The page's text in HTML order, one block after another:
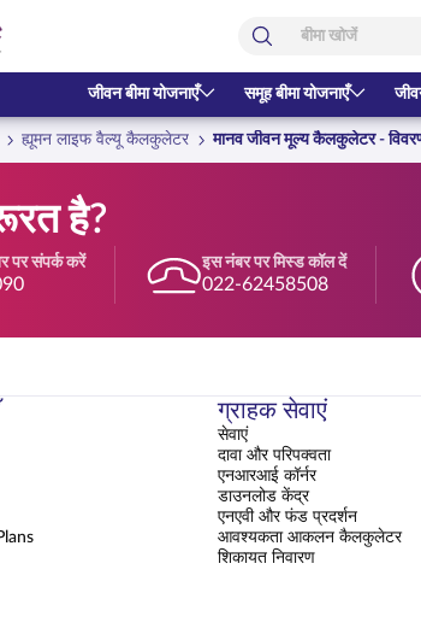
जीवन बीमा योजनाएँ समूह बीमा योजनाएँ
ह्यूमन लाइफ वैल्यू कैलकुलेटर मानव जीवन मूल्य कैलकुलेटर -
है?
पर संपर्क करें इस नंबर पर मिस्ड कॉल दें
022-62458508
ग्राहक सेवाएं
सेवाएं
दावा और परिपक्वता
एनआरआई कॉर्नर
डाउनलोड केंद्र
एनएवी और फंड प्रदर्शन
आवश्यकता आकलन कैलकुलेटर
शिकायत निवारण